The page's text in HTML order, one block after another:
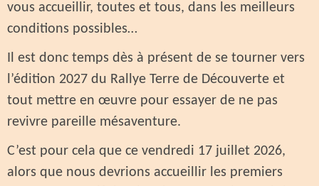
vous accueillir, toutes et tous, dans les meilleurs
conditions possibles…
Il est donc temps dès à présent de se tourner vers
l’édition 2027 du Rallye Terre de Découverte et
tout mettre en œuvre pour essayer de ne pas
revivre pareille mésaventure.
C’est pour cela que ce vendredi 17 juillet 2026,
alors que nous devrions accueillir les premiers